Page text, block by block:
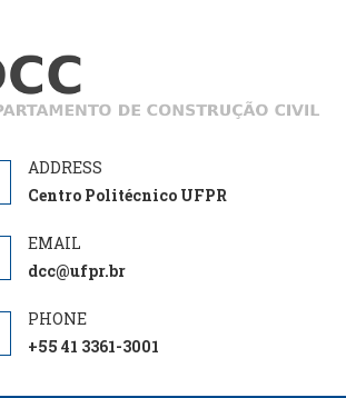
Centro Politécnico UFPR
dcc@ufpr.br
+55 41 3361-3001